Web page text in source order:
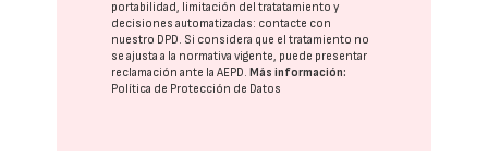
portabilidad, limitación del tratatamiento y
decisiones automatizadas: contacte con
nuestro DPD. Si considera que el tratamiento no
se ajusta a la normativa vigente, puede presentar
reclamación ante laAEPD. Más información:
Política de Protección de Datos